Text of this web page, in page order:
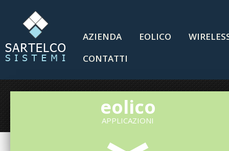
AZIENDA EOLICO
CONTATTI
eolico
APPLICAZIONI